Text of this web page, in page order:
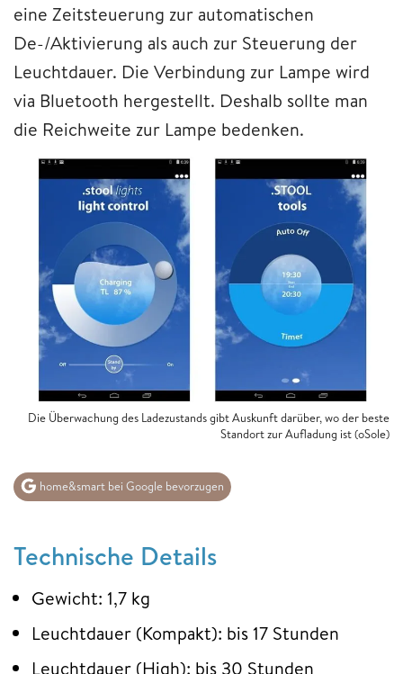
eine Zeitsteuerung zur automatischen
De-/Aktivierung als auch zur Steuerung der
Leuchtdauer. Die Verbindung zur Lampe wird
via Bluetooth hergestellt. Deshalb sollte man
die Reichweite zur Lampe bedenken.
Die Überwachung des Ladezustands gibt Auskunft darüber, wo der beste
Standort zur Aufladung ist (oSole)
home&smart bei Google bevorzugen
Technische Details
Gewicht: 1,7 kg
Leuchtdauer (Kompakt): bis 17 Stunden
Leuchtdauer (High): bis 30 Stunden